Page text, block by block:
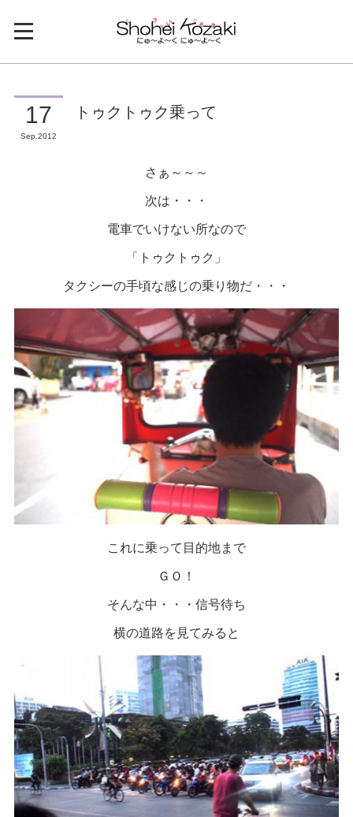
17
Sep 2012
トゥクトゥク乗って
さぁ～～～
次は・・・
電車でいけない所なので
「トゥクトゥク」
タクシーの手頃な感じの乗り物だ・・・
これに乗って目的地まで
ＧＯ！
そんな中・・・信号待ち
横の道路を見てみると